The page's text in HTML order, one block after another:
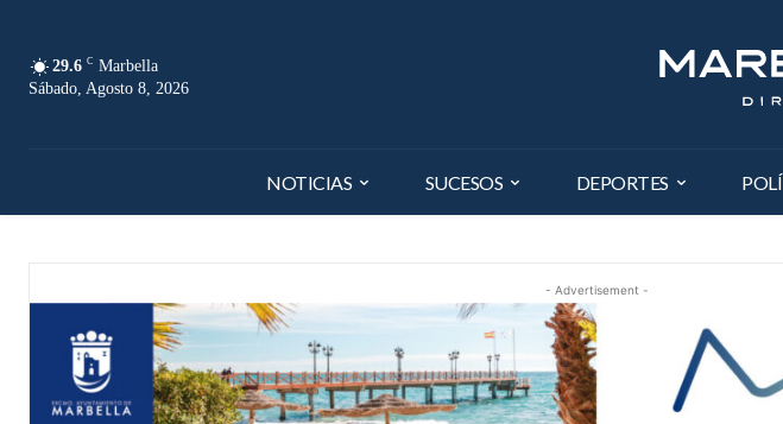
29.6 C Marbella
Sábado, Agosto 8, 2026
NOTICIAS SUCESOS DEPORTES
- Advertisement -